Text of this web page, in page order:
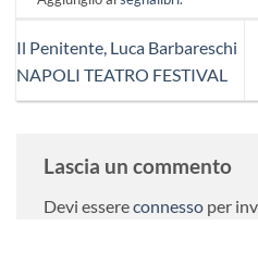
Il Penitente, Luca Barbareschi
NAPOLI TEATRO FESTIVAL
Lascia un commento
Devi essereconnesso per